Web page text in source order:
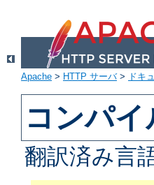
Apache > HTTP サーバ> ドキ
コンパ
翻訳済み言